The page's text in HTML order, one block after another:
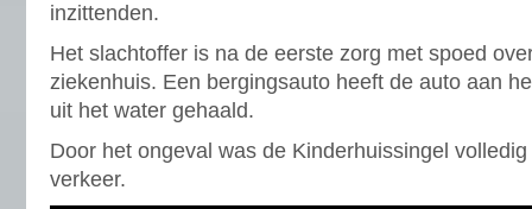
inzittenden.
Het slachtoffer is na de eerste zorg met spoed
ziekenhuis. Een bergingsauto heeft de auto aan
uit het water gehaald.
Door het ongeval was de Kinderhuissingel
verkeer.